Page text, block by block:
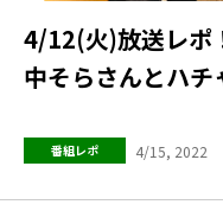
4/12(火)放送レポ
中そらさんとハチ
番組レポ 4/15, 2022